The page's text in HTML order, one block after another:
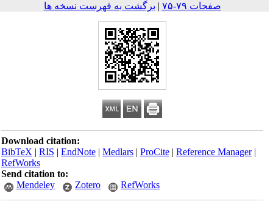
صفحات ۷۹-۷۵
|برگشت به فهرست نسخه ها
Download citation:
BibTeX|RIS|EndNote|Medlars|ProCite|Reference Manager
RefWorks
Send citation to:
Mendeley
Zotero RefWorks